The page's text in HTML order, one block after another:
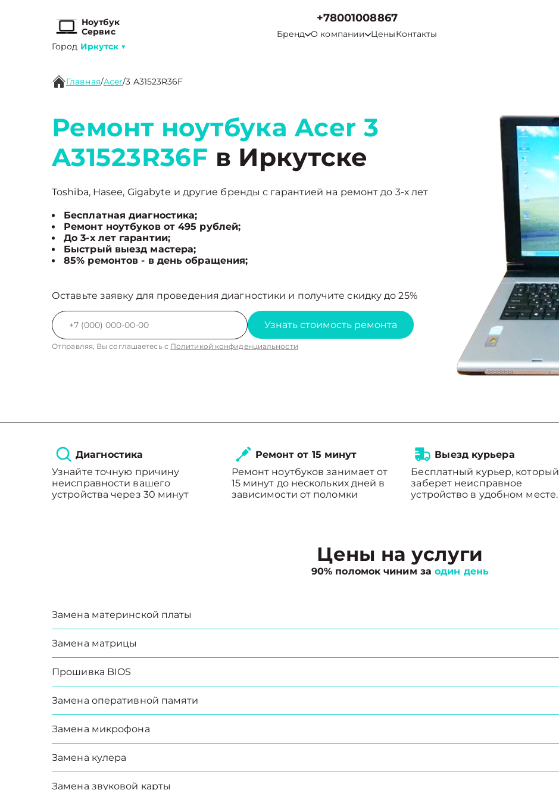
Ноутбук
Сервис
Город Иркутск ▼
+78001008867
Бренд О компании ЦеныКонтакты
Главная/Acer/3 A31523R36F
Ремонт ноутбука Acer 3
A31523R36F в Иркутске
Toshiba, Hasee, Gigabyte и другие бренды с гарантией на ремонт до 3-х лет
Бесплатная диагностика;
Ремонт ноутбуков от 495 рублей;
До 3-х лет гарантии;
Быстрый выезд мастера;
85% ремонтов - в день обращения;
Оставьте заявку для проведения диагностики и получите скидку до 25%
Узнать стоимость ремонта
Отправляя, Вы соглашаетесь с Политикой конфиденциальности
Диагностика
Узнайте точную причину
неисправности вашего
устройства через 30 минут
Ремонт от 15 минут
Ремонт ноутбуков занимает от
15 минут до нескольких дней в
зависимости от поломки
Выезд курьера
Бесплатный курьер, который
заберет неисправное
устройство в удобном месте.
Цены на услуги
90% поломок чиним заодин день
Замена материнской платы
Замена матрицы
Прошивка BIOS
Замена оперативной памяти
Замена микрофона
Замена кулера
Замена звуковой карты